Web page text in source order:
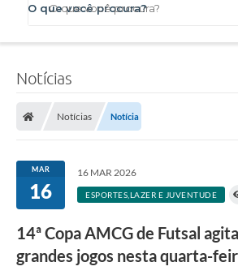
O que você procura?
Notícias
Notícias Notícia
MAR
16
16 MAR 2026
ESPORTES,LAZER E JUVENTUDE
14ª Copa AMCG de Futsal
grandes jogos nesta quarta-